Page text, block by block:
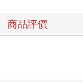
商品評價